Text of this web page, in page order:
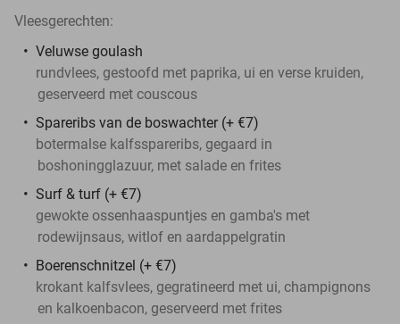
Vleesgerechten:
Veluwse goulash
rundvlees, gestoofd met paprika, ui en verse kruiden,
geserveerd met couscous
Spareribs van de boswachter (+ €7)
botermalse kalfsspareribs, gegaard in
boshoningglazuur, met salade en frites
Surf & turf (+ €7)
gewokte ossenhaaspuntjes en gamba's met
rodewijnsaus, witlof en aardappelgratin
Boerenschnitzel (+ €7)
krokant kalfsvlees, gegratineerd met ui, champignons
en kalkoenbacon, geserveerd met frites